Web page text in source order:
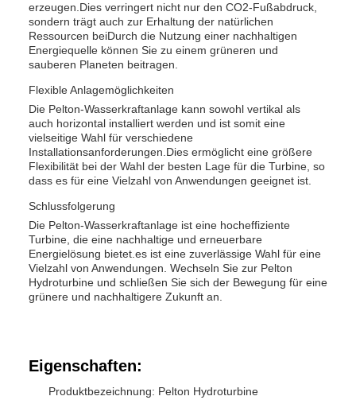
erzeugen.Dies verringert nicht nur den CO2-Fußabdruck,
sondern trägt auch zur Erhaltung der natürlichen
Ressourcen beiDurch die Nutzung einer nachhaltigen
Energiequelle können Sie zu einem grüneren und
sauberen Planeten beitragen.
Flexible Anlagemöglichkeiten
Die Pelton-Wasserkraftanlage kann sowohl vertikal als
auch horizontal installiert werden und ist somit eine
vielseitige Wahl für verschiedene
Installationsanforderungen.Dies ermöglicht eine größere
Flexibilität bei der Wahl der besten Lage für die Turbine, so
dass es für eine Vielzahl von Anwendungen geeignet ist.
Schlussfolgerung
Die Pelton-Wasserkraftanlage ist eine hocheffiziente
Turbine, die eine nachhaltige und erneuerbare
Energielösung bietet.es ist eine zuverlässige Wahl für eine
Vielzahl von Anwendungen. Wechseln Sie zur Pelton
Hydroturbine und schließen Sie sich der Bewegung für eine
grünere und nachhaltigere Zukunft an.
Eigenschaften:
Produktbezeichnung: Pelton Hydroturbine